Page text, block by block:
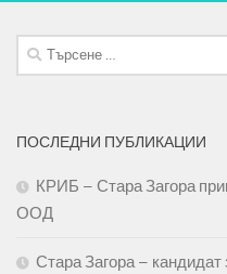
Търсене
за:
ПОСЛЕДНИ ПУБЛИКАЦИИ
КРИБ – Стара Загора
ООД
Стара Загора –